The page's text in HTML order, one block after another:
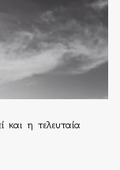
και η τελευταία